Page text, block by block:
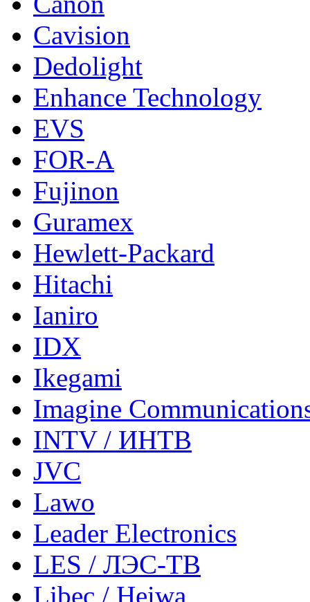
Cavision
Dedolight
Enhance Technology
EVS
FOR-A
Fujinon
Guramex
Hewlett-Packard
Hitachi
Ianiro
IDX
Ikegami
Imagine
INTV / ИНТВ
JVC
Lawo
Leader Electronics
LES / ЛЭС-ТВ
Libec / Heiwa